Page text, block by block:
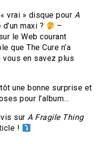
vrai » disque pour A
maxi ?
–
le Web courant
que The Cure n’a
en savez plus
une bonne surprise et
pour l’album…
sur A Fragile Thing
!